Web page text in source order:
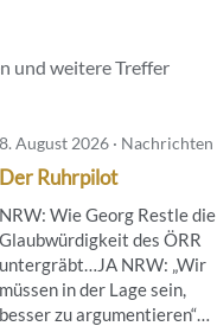
und weitere Treffer
8. August 2026 · Nachrichten
Der Ruhrpilot
NRW: Wie Georg Restle die
Glaubwürdigkeit des ÖRR
untergräbt…JA NRW: „Wir
müssen in der Lage sein,
besser zu argumentieren“…